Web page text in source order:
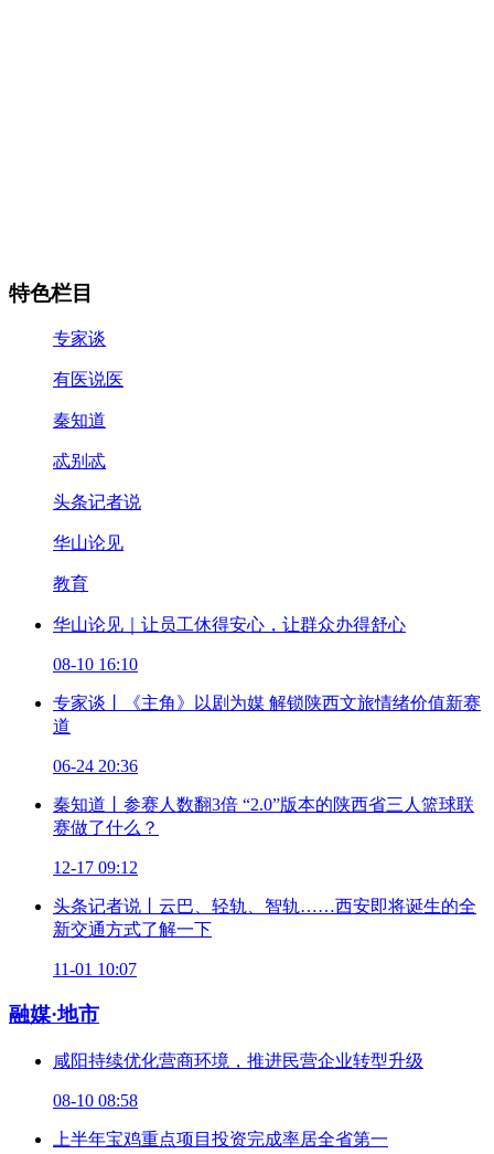
特色栏目
专家谈
有医说医
秦知道
忒别忒
头条记者说
华山论见
教育
华山论见｜让员工休得安心，让群众办得舒心
08-10 16:10
专家谈丨《主角》以剧为媒 解锁陕西文旅情绪价值新赛
道
06-24 20:36
秦知道丨参赛人数翻3倍 “2.0”版本的陕西省三人篮球联
赛做了什么？
12-17 09:12
头条记者说丨云巴、轻轨、智轨……西安即将诞生的全
新交通方式了解一下
11-01 10:07
融媒·地市
咸阳持续优化营商环境，推进民营企业转型升级
08-10 08:58
上半年宝鸡重点项目投资完成率居全省第一